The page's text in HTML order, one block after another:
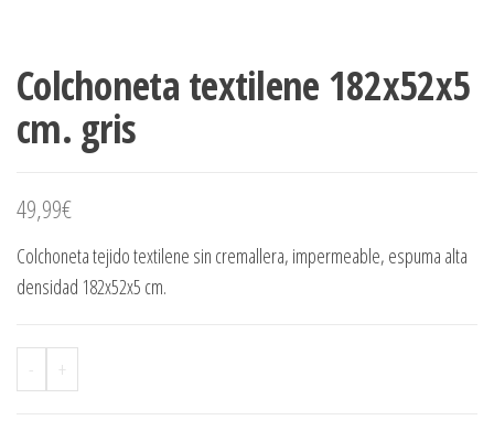
Colchoneta textilene 182x52x5
cm. gris
49,99€
Colchoneta tejido textilene sin cremallera, impermeable, espuma alta
densidad 182x52x5 cm.
- +